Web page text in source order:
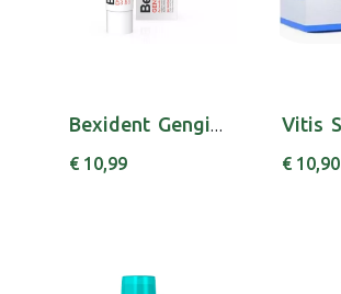
Bexident Gengivas Gel Dent Chx 75ml
€ 10,99 € 10,90